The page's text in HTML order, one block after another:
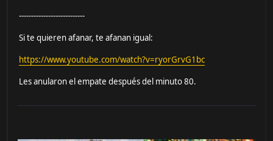
---------------------------
Si te quieren afanar, te afanan igual:
https://www.youtube.com/watch?v=ryorGrvG1bc
Les anularon el empate después del minuto 80.